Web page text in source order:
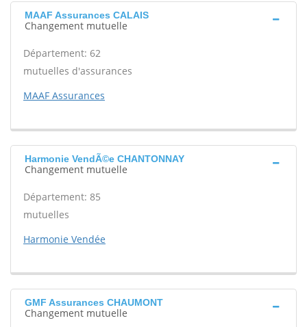
MAAF Assurances CALAIS
Changement mutuelle
Département: 62
mutuelles d'assurances
MAAF Assurances
Harmonie VendÃ©e CHANTONNAY
Changement mutuelle
Département: 85
mutuelles
Harmonie Vendée
GMF Assurances CHAUMONT
Changement mutuelle